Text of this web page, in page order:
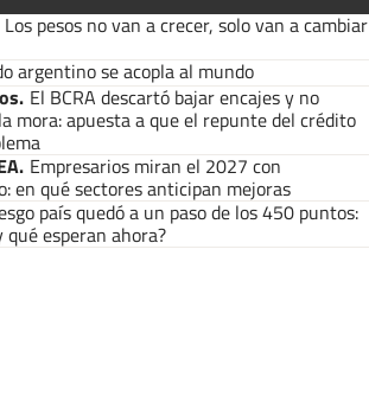
Los pesos no van a crecer, solo van a cambiar
argentino se acopla al mundo
. El BCRA descartó bajar encajes y no
mora: apuesta a que el repunte del crédito
. Empresarios miran el 2027 con
en qué sectores anticipan mejoras
país quedó a un paso de los 450 puntos:
qué esperan ahora?